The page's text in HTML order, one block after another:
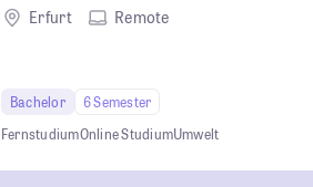
Erfurt
Remote
Bachelor
6 Semester
FernstudiumOnline StudiumUmwelt